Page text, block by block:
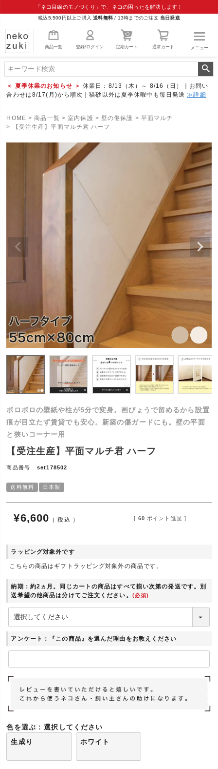
「ネコ目線のモノづくり」で、ネコの困ったを解決します！
税込5,500円以上ご購入送料無料 / 13時までのご注文 当日発送
商品一覧 登録/ログイン 定期カート 通常カート メニュー
＜ 夏季休業のお知らせ ＞ 休業日：8/13（木）～ 8/16（日）｜お問い
合わせは8/17(月)から順次｜猫砂以外は夏季休暇中も毎日発送≫詳細
HOME 商品一覧 室内保護 壁の傷保護
平面マルチ
【受注生産】平面マルチ君 ハーフ
ボロボロの壁紙や柱が5分で変身。画びょうで留めるから設置
痕が目立たず賃貸でも安心。新築の傷ガードにも。壁の平面
と狭いコーナー用
【受注生産】平面マルチ君 ハーフ
商品番号 set178502
送料無料 日本製
¥6,600 税込 [ 60 ポイント進呈 ]
ラッピング対象外です
こちらの商品はギフトラッピング対象外の商品です。
納期：約2ヵ月。同じカートの商品はすべて揃い次第の発送です。別
送希望の他商品は分けてご注文ください。
(必須)
アンケート：『この商品』を選んだ理由をお教えください
色を選ぶ
選択してください
生成り
ホワイト